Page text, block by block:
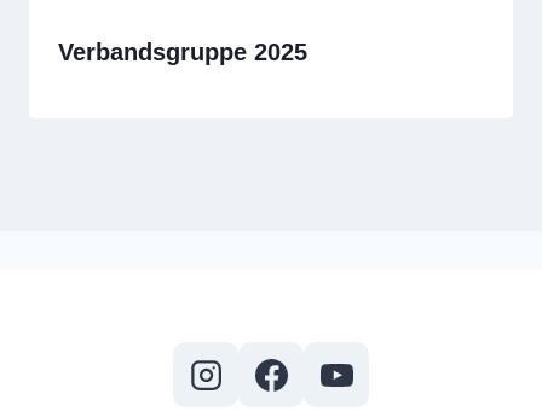
Verbandsgruppe 2025